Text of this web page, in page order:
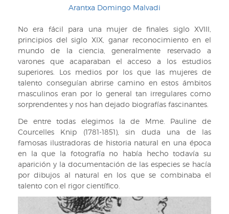
Arantxa Domingo Malvadi
No era fácil para una mujer de finales siglo XVIII,
principios del siglo XIX, ganar reconocimiento en el
mundo de la ciencia, generalmente reservado a
varones que acaparaban el acceso a los estudios
superiores. Los medios por los que las mujeres de
talento conseguían abrirse camino en estos ámbitos
masculinos eran por lo general tan irregulares como
sorprendentes y nos han dejado biografías fascinantes.
De entre todas elegimos la de Mme. Pauline de
Courcelles Knip (1781-1851), sin duda una de las
famosas ilustradoras de historia natural en una época
en la que la fotografía no había hecho todavía su
aparición y la documentación de las especies se hacía
por dibujos al natural en los que se combinaba el
talento con el rigor científico.